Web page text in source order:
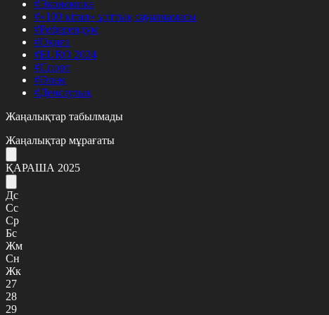
#Экономика
#«100 кітап» ұлттық сауалнамасы
#Референдум
#Оқиға
#EURO 2024
#Спорт
#Әлем
#Денсаулық
Жаңалықтар табылмады
Жаңалықтар мұрағаты
ҚАРАША 2025
Дс
Сс
Ср
Бс
Жм
Сн
Жк
27
28
29